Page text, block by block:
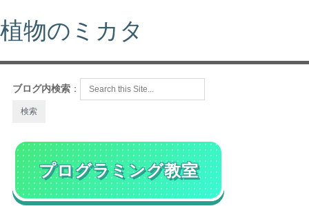
植物のミカタ
ブログ内検索 ：
プログラミング教室